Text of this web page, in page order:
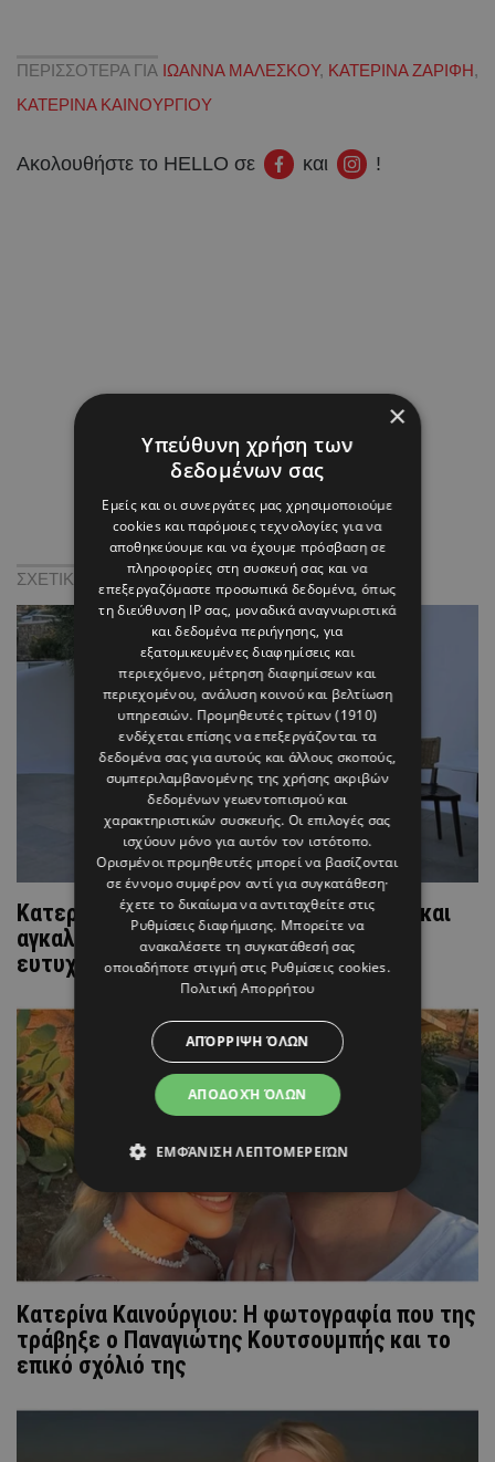
ΠΕΡΙΣΣΟΤΕΡΑ ΓΙΑ ΙΩΑΝΝΑ ΜΑΛΕΣΚΟΥ, ΚΑΤΕΡΙΝΑ ΖΑΡΙΦΗ,
ΚΑΤΕΡΙΝΑ ΚΑΙΝΟΥΡΓΙΟΥ
Ακολουθήστε το HELLO σε και !
ΣΧΕΤΙΚΑ:
Κατερίνα Καινούργιου: Ποζάρει με μαγιό και
αγκαλιά με την κόρη της στη Μύκονο πιο
ευτυχισμένη από ποτέ
Κατερίνα Καινούργιου: Η φωτογραφία που της
τράβηξε ο Παναγιώτης Κουτσουμπής και το
επικό σχόλιό της
×
Υπεύθυνη χρήση των
δεδομένων σας
Εμείς και οι συνεργάτες μας χρησιμοποιούμε
cookies και παρόμοιες τεχνολογίες για να
αποθηκεύουμε και να έχουμε πρόσβαση σε
πληροφορίες στη συσκευή σας και να
επεξεργαζόμαστε προσωπικά δεδομένα, όπως
τη διεύθυνση IP σας, μοναδικά αναγνωριστικά
και δεδομένα περιήγησης, για
εξατομικευμένες διαφημίσεις και
περιεχόμενο, μέτρηση διαφημίσεων και
περιεχομένου, ανάλυση κοινού και βελτίωση
υπηρεσιών. Προμηθευτές τρίτων (1910)
ενδέχεται επίσης να επεξεργάζονται τα
δεδομένα σας για αυτούς και άλλους σκοπούς,
συμπεριλαμβανομένης της χρήσης ακριβών
δεδομένων γεωεντοπισμού και
χαρακτηριστικών συσκευής. Οι επιλογές σας
ισχύουν μόνο για αυτόν τον ιστότοπο.
Ορισμένοι προμηθευτές μπορεί να βασίζονται
σε έννομο συμφέρον αντί για συγκατάθεση·
έχετε το δικαίωμα να αντιταχθείτε στις
Ρυθμίσεις διαφήμισης. Μπορείτε να
ανακαλέσετε τη συγκατάθεσή σας
οποιαδήποτε στιγμή στις Ρυθμίσεις cookies.
Πολιτική Απορρήτου
ΑΠΟΔΟΧΉ ΌΛΩΝ
ΑΠΌΡΡΙΨΗ ΌΛΩΝ
ΕΜΦΆΝΙΣΗ ΛΕΠΤΟΜΕΡΕΙΏΝ